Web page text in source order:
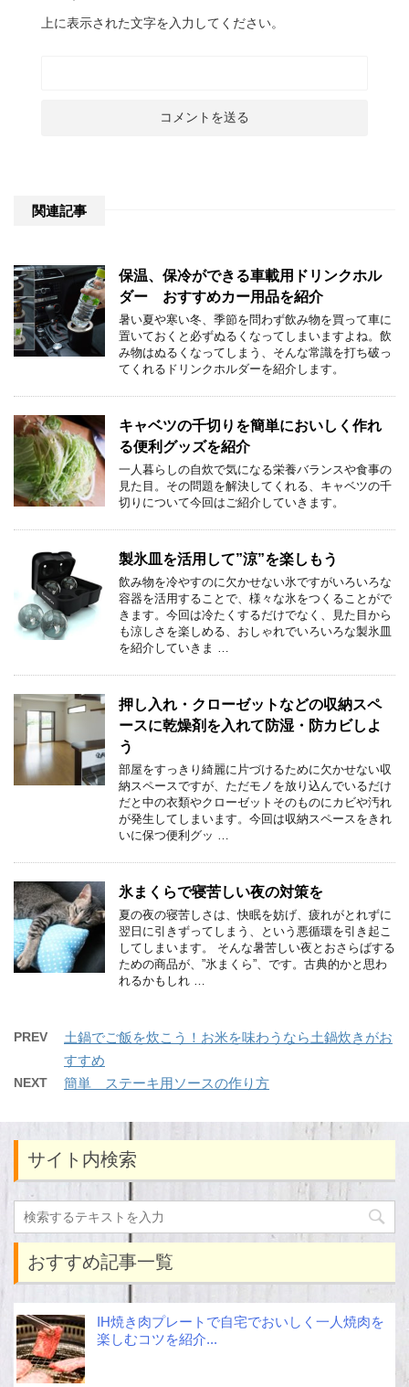
上に表示された文字を入力してください。
関連記事
保温、保冷ができる車載用ドリンクホル
ダー おすすめカー用品を紹介
暑い夏や寒い冬、季節を問わず飲み物を買って車に
置いておくと必ずぬるくなってしまいますよね。飲
み物はぬるくなってしまう、そんな常識を打ち破っ
てくれるドリンクホルダーを紹介します。
キャベツの千切りを簡単においしく作れ
る便利グッズを紹介
一人暮らしの自炊で気になる栄養バランスや食事の
見た目。その問題を解決してくれる、キャベツの千
切りについて今回はご紹介していきます。
製氷皿を活用して”涼”を楽しもう
飲み物を冷やすのに欠かせない氷ですがいろいろな
容器を活用することで、様々な氷をつくることがで
きます。今回は冷たくするだけでなく、見た目から
も涼しさを楽しめる、おしゃれでいろいろな製氷皿
を紹介していきま …
押し入れ・クローゼットなどの収納スペ
ースに乾燥剤を入れて防湿・防カビしよ
う
部屋をすっきり綺麗に片づけるために欠かせない収
納スペースですが、ただモノを放り込んでいるだけ
だと中の衣類やクローゼットそのものにカビや汚れ
が発生してしまいます。今回は収納スペースをきれ
いに保つ便利グッ …
氷まくらで寝苦しい夜の対策を
夏の夜の寝苦しさは、快眠を妨げ、疲れがとれずに
翌日に引きずってしまう、という悪循環を引き起こ
してしまいます。 そんな暑苦しい夜とおさらばする
ための商品が、”氷まくら”、です。古典的かと思わ
れるかもしれ …
PREV
土鍋でご飯を炊こう！お米を味わうなら土鍋炊きがお
すすめ
NEXT 簡単 ステーキ用ソースの作り方
サイト内検索
おすすめ記事一覧
IH焼き肉プレートで自宅でおいしく一人焼肉を
楽しむコツを紹介...